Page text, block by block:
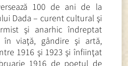
100 de ani de la
Dada – curent cultural şi
şi anarhic îndreptat
în viaţă, gândire şi artă,
1916 şi 1923 şi înfiinţat
1916 de poetul de